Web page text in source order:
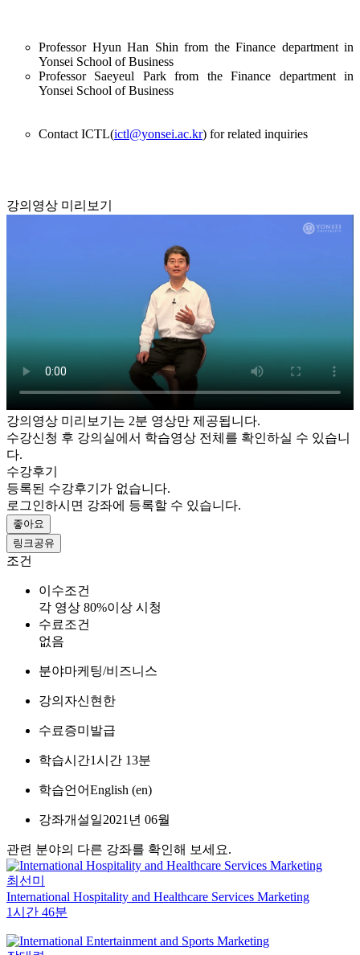
Professor Hyun Han Shin from the Finance department in
Yonsei School of Business
Professor Saeyeul Park from the Finance department in
Yonsei School of Business
Contact ICTL(ictl@yonsei.ac.kr) for related inquiries
강의영상 미리보기
강의영상 미리보기는 2분 영상만 제공됩니다.
수강신청 후 강의실에서 학습영상 전체를 확인하실 수 있습니
다.
수강후기
등록된 수강후기가 없습니다.
로그인하시면 강좌에 등록할 수 있습니다.
좋아요
링크공유
조건
이수조건
각 영상 80%이상 시청
수료조건
없음
분야마케팅/비즈니스
강의자신현한
수료증미발급
학습시간1시간 13분
학습언어English ‎(en)‎
강좌개설일2021년 06월
관련 분야의 다른 강좌를 확인해 보세요.
최선미
International Hospitality and Healthcare Services Marketing
1시간 46분